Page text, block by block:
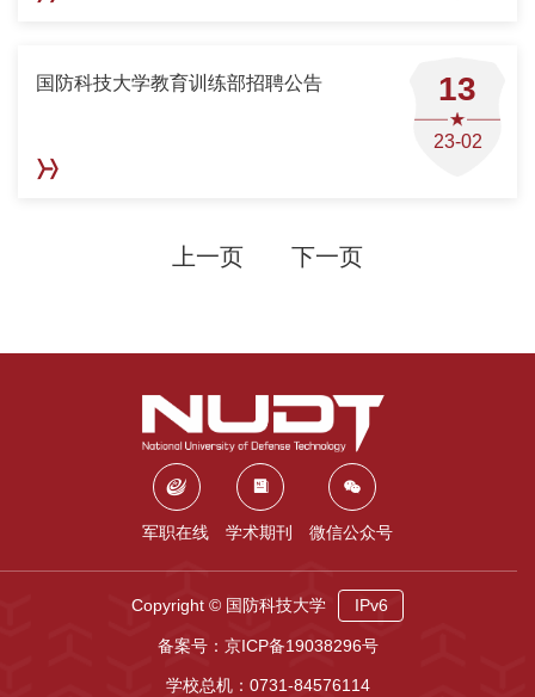
13
23-02
国防科技大学教育训练部招聘公告
上一页 下一页
军职在线 学术期刊 微信公众号
Copyright © 国防科技大学 IPv6
备案号：京ICP备19038296号
学校总机：0731-84576114